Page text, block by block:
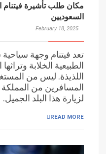
مكان طلب تأشيرة فيتنام
السعوديين
February 18, 2025
تعد فيتنام وجهة
الطبيعية الخلابة
اللذيذة. ليس من
المسافرين من المملكة
لزيارة هذا البلد الجميل.
READ MORE